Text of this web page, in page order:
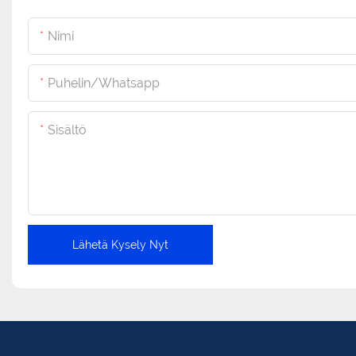
Nimi
Puhelin/whatsapp
Sisältö
Lähetä Kysely Nyt